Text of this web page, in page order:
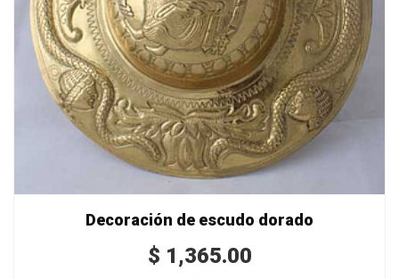
Decoración de escudo dorado
$ 1,365.00